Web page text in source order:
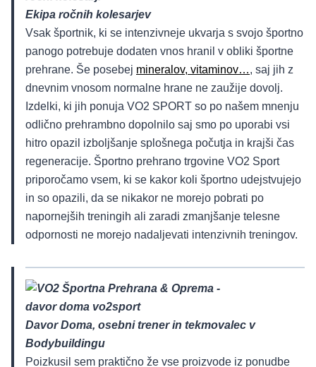
Ekipa ročnih kolesarjev
Vsak športnik, ki se intenzivneje ukvarja s svojo športno
panogo potrebuje dodaten vnos hranil v obliki športne
prehrane. Še posebej mineralov, vitaminov…, saj jih z
dnevnim vnosom normalne hrane ne zaužije dovolj.
Izdelki, ki jih ponuja VO2 SPORT so po našem mnenju
odlično prehrambno dopolnilo saj smo po uporabi vsi
hitro opazil izboljšanje splošnega počutja in krajši čas
regeneracije. Športno prehrano trgovine VO2 Sport
priporočamo vsem, ki se kakor koli športno udejstvujejo
in so opazili, da se nikakor ne morejo pobrati po
napornejših treningih ali zaradi zmanjšanje telesne
odpornosti ne morejo nadaljevati intenzivnih treningov.
Davor Doma, osebni trener in tekmovalec v
Bodybuildingu
Poizkusil sem praktično že vse proizvode iz ponudbe